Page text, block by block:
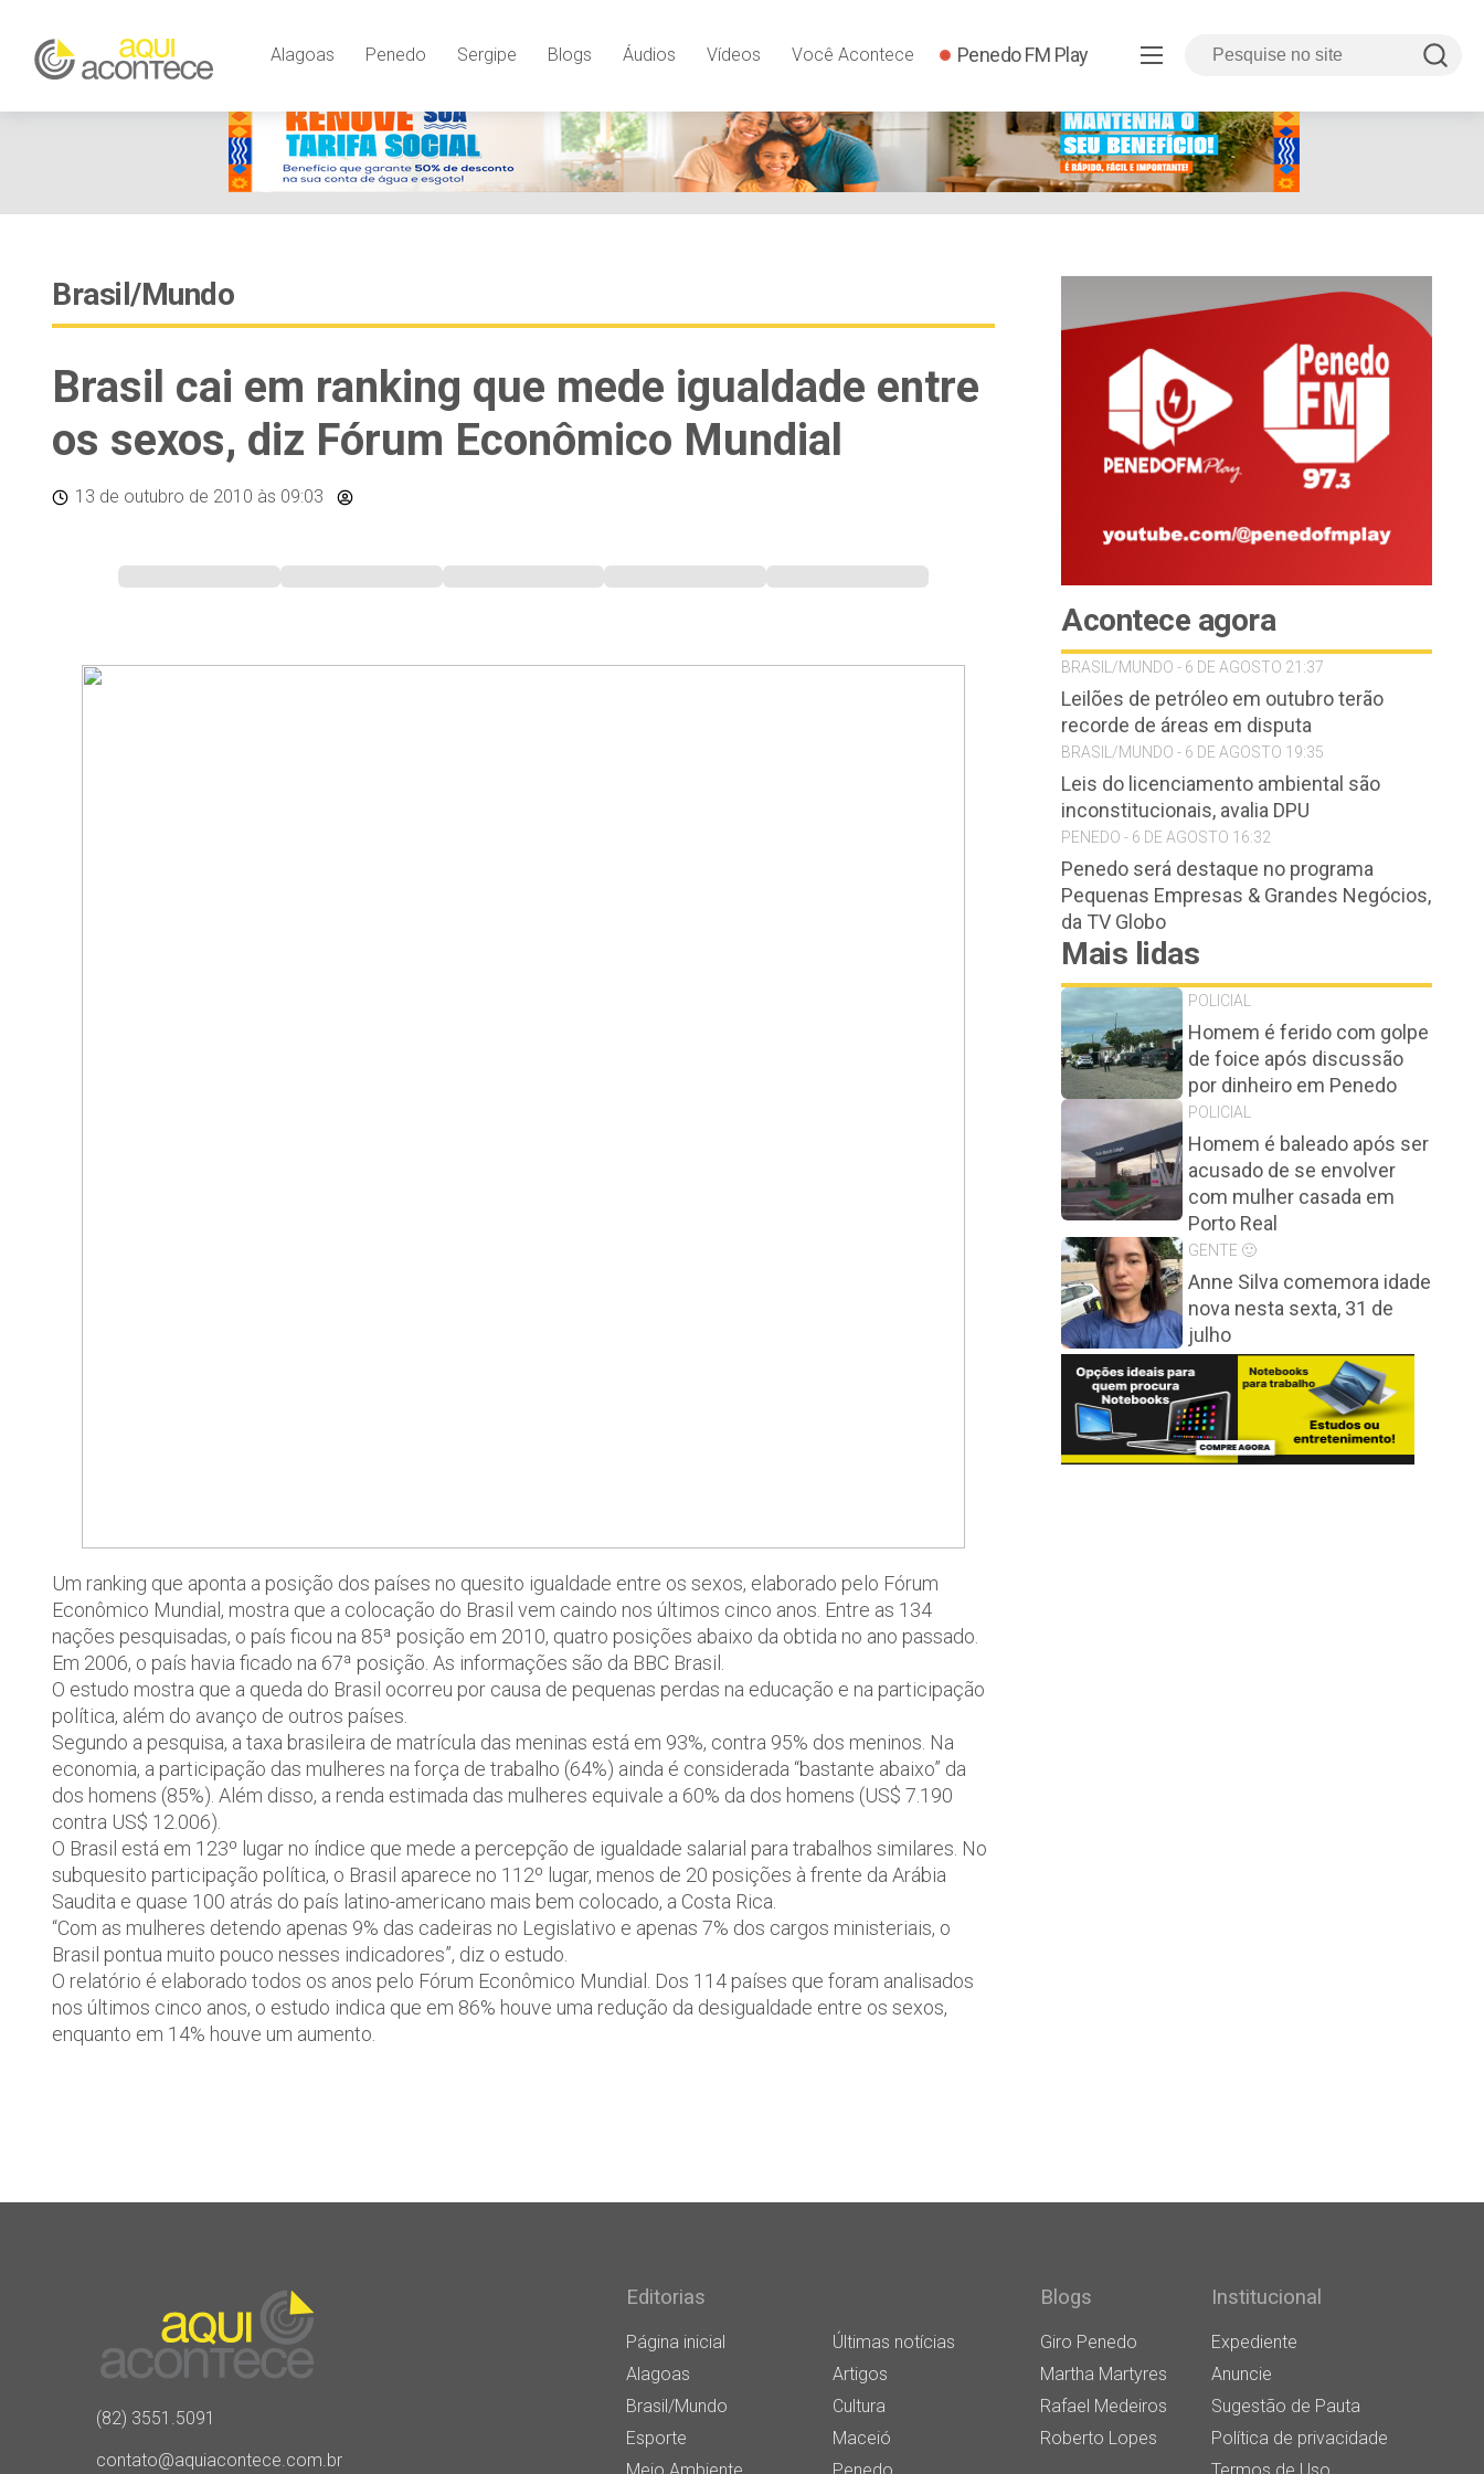
Alagoas Penedo Sergipe Blogs Áudios Vídeos Você Acontece Penedo FM Play
Brasil/Mundo
Brasil cai em ranking que mede igualdade entre
os sexos, diz Fórum Econômico Mundial
13 de outubro de 2010 às 09:03
Um ranking que aponta a posição dos países no quesito igualdade entre os sexos, elaborado pelo Fórum
Econômico Mundial, mostra que a colocação do Brasil vem caindo nos últimos cinco anos. Entre as 134
nações pesquisadas, o país ficou na 85ª posição em 2010, quatro posições abaixo da obtida no ano passado.
Em 2006, o país havia ficado na 67ª posição. As informações são da BBC Brasil.
O estudo mostra que a queda do Brasil ocorreu por causa de pequenas perdas na educação e na participação
política, além do avanço de outros países.
Segundo a pesquisa, a taxa brasileira de matrícula das meninas está em 93%, contra 95% dos meninos. Na
economia, a participação das mulheres na força de trabalho (64%) ainda é considerada “bastante abaixo” da
dos homens (85%). Além disso, a renda estimada das mulheres equivale a 60% da dos homens (US$ 7.190
contra US$ 12.006).
O Brasil está em 123º lugar no índice que mede a percepção de igualdade salarial para trabalhos similares. No
subquesito participação política, o Brasil aparece no 112º lugar, menos de 20 posições à frente da Arábia
Saudita e quase 100 atrás do país latino-americano mais bem colocado, a Costa Rica.
“Com as mulheres detendo apenas 9% das cadeiras no Legislativo e apenas 7% dos cargos ministeriais, o
Brasil pontua muito pouco nesses indicadores”, diz o estudo.
O relatório é elaborado todos os anos pelo Fórum Econômico Mundial. Dos 114 países que foram analisados
nos últimos cinco anos, o estudo indica que em 86% houve uma redução da desigualdade entre os sexos,
enquanto em 14% houve um aumento.
Acontece agora
BRASIL/MUNDO - 6 DE AGOSTO 21:37
Leilões de petróleo em outubro terão
recorde de áreas em disputa
BRASIL/MUNDO - 6 DE AGOSTO 19:35
Leis do licenciamento ambiental são
inconstitucionais, avalia DPU
PENEDO - 6 DE AGOSTO 16:32
Penedo será destaque no programa
Pequenas Empresas & Grandes Negócios,
da TV Globo
Mais lidas
POLICIAL
Homem é ferido com golpe
de foice após discussão
por dinheiro em Penedo
POLICIAL
Homem é baleado após ser
acusado de se envolver
com mulher casada em
Porto Real
GENTE 🙂
Anne Silva comemora idade
nova nesta sexta, 31 de
julho
(82) 3551.5091
contato@aquiacontece.com.br
Editorias
Página inicial
Últimas notícias
Alagoas
Artigos
Brasil/Mundo
Cultura
Esporte
Maceió
Blogs
Giro Penedo
Martha Martyres
Rafael Medeiros
Roberto Lopes
Institucional
Expediente
Anuncie
Sugestão de Pauta
Política de privacidade